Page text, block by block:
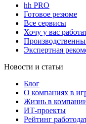
hh PRO
Готовое резюме
Все сервисы
Хочу у вас
Экспертная
Новости и статьи
Блог
О компаниях в
Жизнь в
ИТ-проекты
Рейтинг